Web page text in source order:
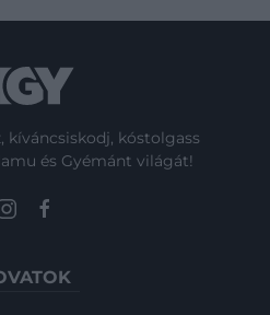
kíváncsiskodj, kóstolgass
és Gyémánt világát!